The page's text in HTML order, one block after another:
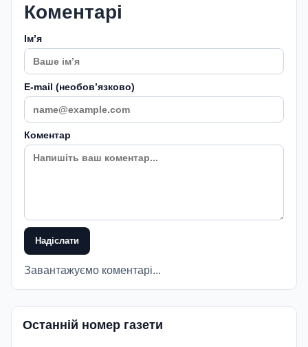
Коментарі
Імʼя
E-mail (необовʼязково)
Коментар
Надіслати
Завантажуємо коментарі...
Останній номер газети